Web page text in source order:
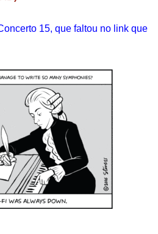
15, que faltou no link que